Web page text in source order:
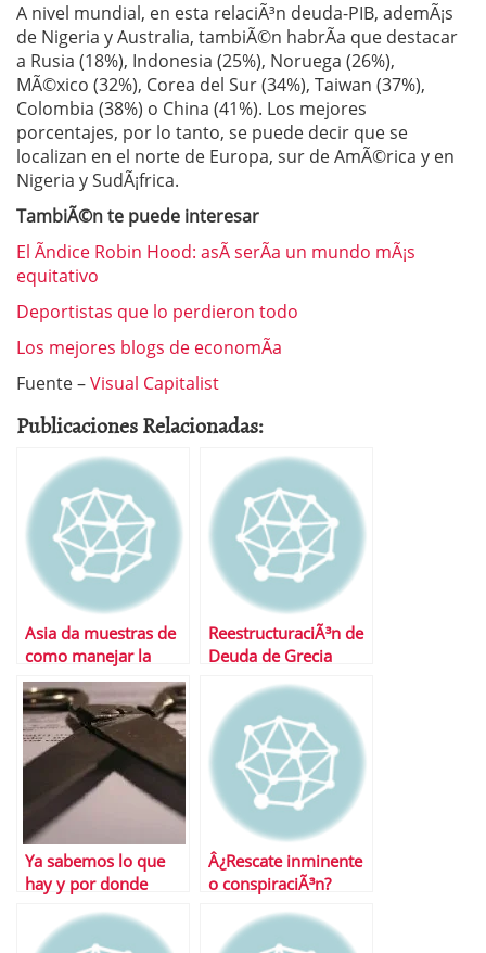
A nivel mundial, en esta relaciÃ³n deuda-PIB, ademÃ¡s
de Nigeria y Australia, tambiÃ©n habrÃ­a que destacar
a Rusia (18%), Indonesia (25%), Noruega (26%),
MÃ©xico (32%), Corea del Sur (34%), Taiwan (37%),
Colombia (38%) o China (41%). Los mejores
porcentajes, por lo tanto, se puede decir que se
localizan en el norte de Europa, sur de AmÃ©rica y en
Nigeria y SudÃ¡frica.
TambiÃ©n te puede interesar
El Ãndice Robin Hood: asÃ­ serÃ­a un mundo mÃ¡s
equitativo
Deportistas que lo perdieron todo
Los mejores blogs de economÃ­a
Fuente –Visual Capitalist
Publicaciones Relacionadas:
Asia da muestras de
como manejar la
Deuda PÃºblica
ReestructuraciÃ³n de
Deuda de Grecia
Ya sabemos lo que
hay y por donde
gastos
Â¿Rescate inminente
o conspiraciÃ³n?